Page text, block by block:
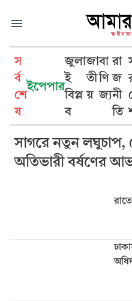
স
র্ব
শে
ষ
ইপেপার
জুলা
ই
বিপ্ল
ব
জা
তী
য়
বা
ণি
জ্য
রা
জ
নী
তি
আবহাওয়া
সাগরে নতুন
অতিভারী বর্ষণের